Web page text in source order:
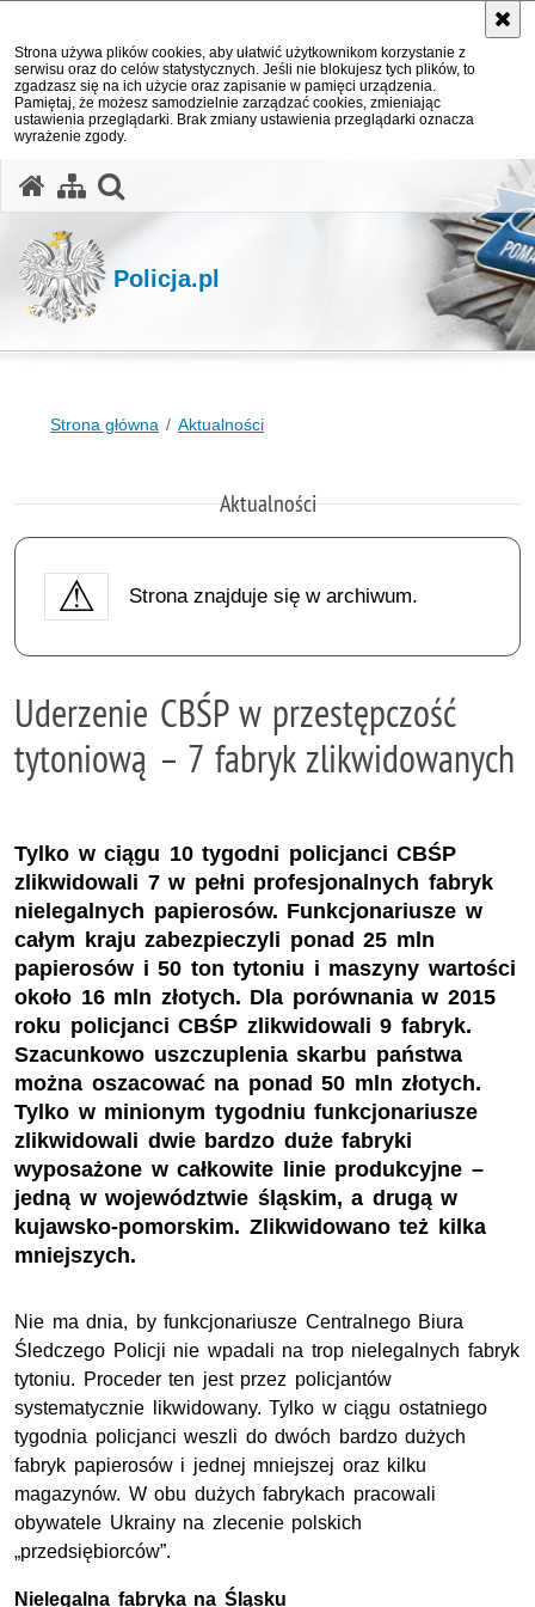
Strona używa plików cookies, aby ułatwić użytkownikom korzystanie z
serwisu oraz do celów statystycznych. Jeśli nie blokujesz tych plików, to
zgadzasz się na ich użycie oraz zapisanie w pamięci urządzenia.
Pamiętaj, że możesz samodzielnie zarządzać cookies, zmieniając
ustawienia przeglądarki. Brak zmiany ustawienia przeglądarki oznacza
wyrażenie zgody.
Policja.pl
Strona główna Aktualności
Aktualności
Strona znajduje się w archiwum.
Uderzenie CBŚP w przestępczość
tytoniową – 7 fabryk zlikwidowanych
Tylko w ciągu 10 tygodni policjanci CBŚP
zlikwidowali 7 w pełni profesjonalnych fabryk
nielegalnych papierosów. Funkcjonariusze w
całym kraju zabezpieczyli ponad 25 mln
papierosów i 50 ton tytoniu i maszyny wartości
około 16 mln złotych. Dla porównania w 2015
roku policjanci CBŚP zlikwidowali 9 fabryk.
Szacunkowo uszczuplenia skarbu państwa
można oszacować na ponad 50 mln złotych.
Tylko w minionym tygodniu funkcjonariusze
zlikwidowali dwie bardzo duże fabryki
wyposażone w całkowite linie produkcyjne –
jedną w województwie śląskim, a drugą w
kujawsko-pomorskim. Zlikwidowano też kilka
mniejszych.
Nie ma dnia, by funkcjonariusze Centralnego Biura
Śledczego Policji nie wpadali na trop nielegalnych fabryk
tytoniu. Proceder ten jest przez policjantów
systematycznie likwidowany. Tylko w ciągu ostatniego
tygodnia policjanci weszli do dwóch bardzo dużych
fabryk papierosów i jednej mniejszej oraz kilku
magazynów. W obu dużych fabrykach pracowali
obywatele Ukrainy na zlecenie polskich
„przedsiębiorców”.
Nielegalna fabryka na Śląsku